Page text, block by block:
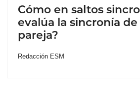
Cómo en saltos
evalúa la sincronía
pareja?
Redacción ESM